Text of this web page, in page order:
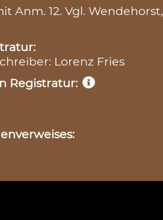
Anm. 12. Vgl. Wendehorst,
Lorenz Fries
Registratur: